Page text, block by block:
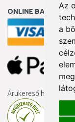
Az
a
ONLINE
Árukereső.hu